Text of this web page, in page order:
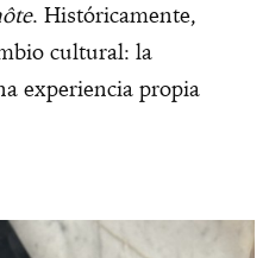
. Históricamente,
cultural: la
experiencia propia